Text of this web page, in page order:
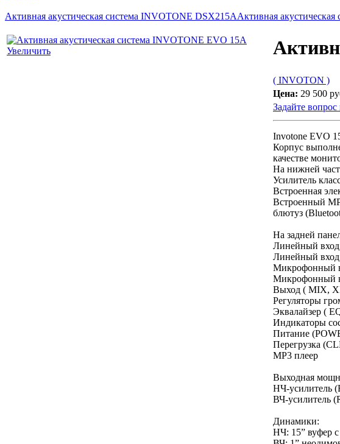
Активная акустическая система INVOTONE DSX215AАктивная
Увеличить
( INVOTON )
Цена: 29 500
Задайте
Invotone EVO
Корпус
качестве
На нижней
Усилитель
Встроенная
Встроенный
блютуз
На задней
Линейный
Линейный
Микрофонный
Микрофонный
Выход ( MIX,
Регуляторы
Эквалайзер (
Индикаторы
Питание
Перегрузка
MP3 плеер
Выходная
НЧ-усилитель
ВЧ-усилитель
Динамики:
НЧ: 15” вуфер с